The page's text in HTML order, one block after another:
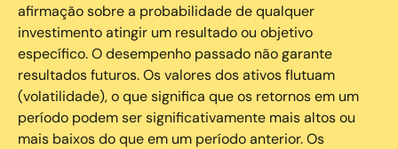
afirmação sobre a probabilidade de qualquer
investimento atingir um resultado ou objetivo
específico. O desempenho passado não garante
resultados futuros. Os valores dos ativos flutuam
(volatilidade), o que significa que os retornos em um
período podem ser significativamente mais altos ou
mais baixos do que em um período anterior. Os